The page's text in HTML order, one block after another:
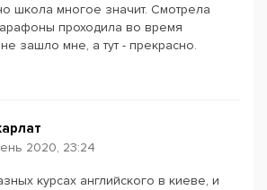
школа многое значит. Смотрела
проходила во время
зашло мне, а тут - прекрасно.
2020, 23:24
курсах английского в киеве, и